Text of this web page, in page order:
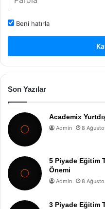
Beni hatırla
Son Yazılar
Academix
Admin 8
5 Piyade Eğitim
Önemi
Admin 8
3 Piyade Eğitim